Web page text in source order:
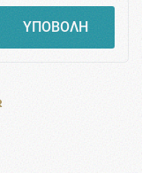
ΥΠΟΒΟΛΗ